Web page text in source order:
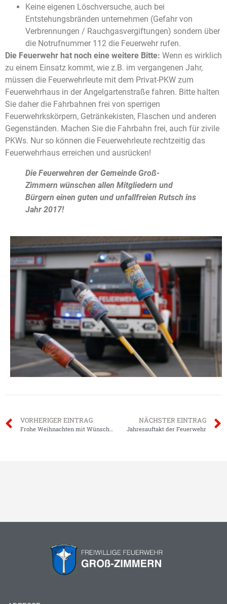
Keine eigenen Löschversuche, auch bei
Entstehungsbränden unternehmen (Gefahr von
Verbrennungen / Rauchgasvergiftungen) sondern über
die Notrufnummer 112 die Feuerwehr rufen.
Die Feuerwehr hat noch eine weitere Bitte: Wenn es wirklich
zu einem Einsatz kommt, wie z.B. im vergangenen Jahr,
müssen die Feuerwehrleute mit dem Privat-PKW zum
Feuerwehrhaus in der Angelgartenstraße fahren. Bitte halten
Sie daher die Fahrbahnen frei von sperrigen
Feuerwehrkskörpern, Getränkekisten, Flaschen und anderen
Gegenständen. Machen Sie die Fahrbahn frei, auch für zivile
PKWs. Nur so können die Feuerwehrleute rechtzeitig das
Feuerwehrhaus erreichen und ausrücken!
Die Feuerwehren der Gemeinde Groß-
Zimmern wünschen allen Mitgliedern und
Bürgern einen guten und unfallfreien Rutsch ins
Jahr 2017!
VORHERIGER EINTRAG
Frohe Weihnachten mit Wünschen…
NÄCHSTER EINTRAG
Jahresauftakt der Feuerwehr